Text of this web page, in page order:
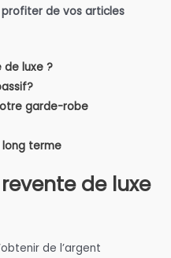
de vos articles
de luxe ?
garde-robe
terme
de luxe